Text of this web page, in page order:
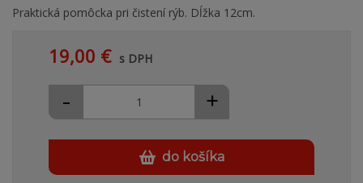
Praktická pomôcka pri čistení rýb. Dĺžka 12cm.
19,00 € s DPH
+
-
do košíka